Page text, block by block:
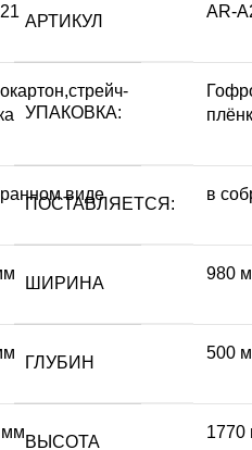
виде
мм
АРТИКУЛ
AR-
УПАКОВКА:
ПОСТАВЛЯЕТСЯ:
в
ШИРИНА
980
ГЛУБИН
500
ВЫСОТА
1770